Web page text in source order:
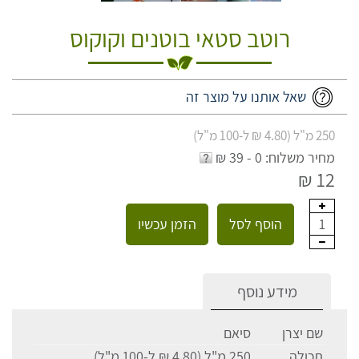
רוטב סטאי בוטנים וקוקוס
שאל אותנו על מוצר זה
250 מ"ל (4.80 ₪ ל-100 מ"ל)
מחיר משלוח: 0 - 39 ₪
12 ₪
1 הוסף לסל הזמן עכשיו
מידע נוסף
שם יצרן
סיאם